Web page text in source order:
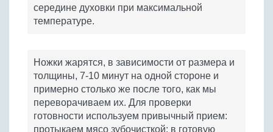
середине духовки при максимальной
температуре.
Ножки жарятся, в зависимости от размера и
толщины, 7-10 минут на одной стороне и
примерно столько же после того, как мы
переворачиваем их. Для проверки
готовности используем привычный прием:
протыкаем мясо зубочисткой: в готовую